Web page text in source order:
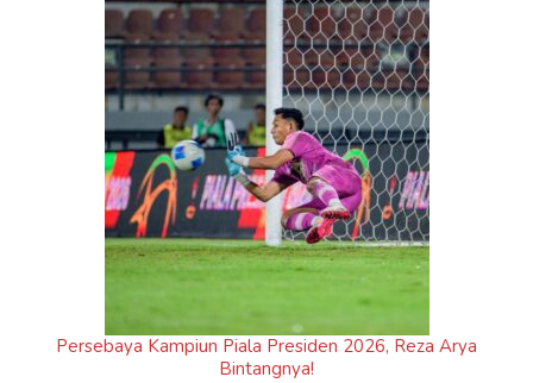
Persebaya Kampiun Piala Presiden 2026, Reza Arya
Bintangnya!